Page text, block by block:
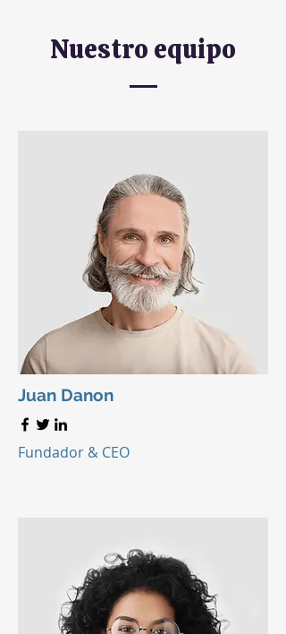
Nuestro equipo
Juan Danon
Fundador & CEO